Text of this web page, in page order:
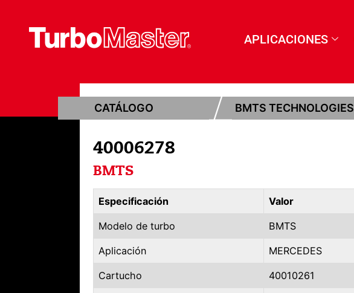
APLICACIONES
CATÁLOGO BMTS TECHNOLOGIES
40006278
BMTS
Especificación Valor
Modelo de turbo BMTS
Aplicación MERCEDES
Cartucho 40010261